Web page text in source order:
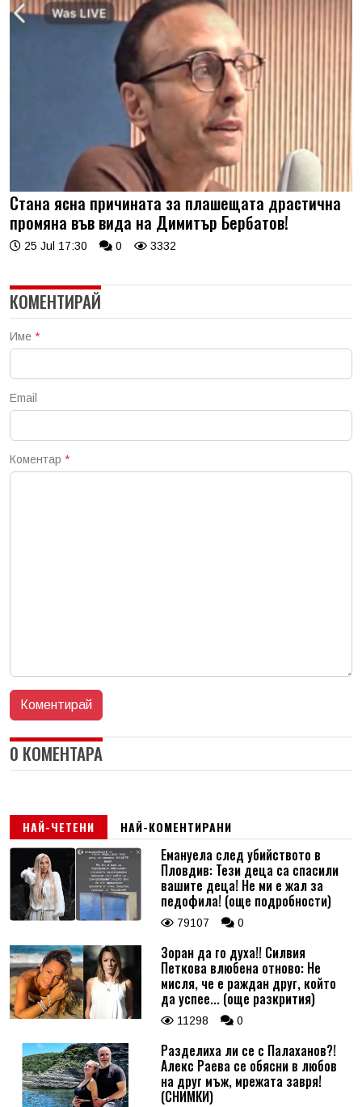
Стана ясна причината за плашещата драстична
промяна във вида на Димитър Бербатов!
25 Jul 17:30 0 3332
КОМЕНТИРАЙ
Име *
Email
Коментар *
0 КОМЕНТАРА
НАЙ-ЧЕТЕНИ НАЙ-КОМЕНТИРАНИ
Емануела след убийството в
Пловдив: Тези деца са спасили
вашите деца! Не ми е жал за
педофила! (още подробности)
79107 0
Зоран да го духа!! Силвия
Петкова влюбена отново: Не
мисля, че е раждан друг, който
да успее... (още разкрития)
11298 0
Разделиха ли се с Палаханов?!
Алекс Раева се обясни в любов
на друг мъж, мрежата завря!
(СНИМКИ)